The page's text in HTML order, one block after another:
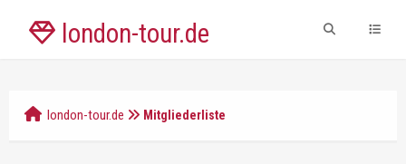
london-tour.de
london-tour.de Mitgliederliste